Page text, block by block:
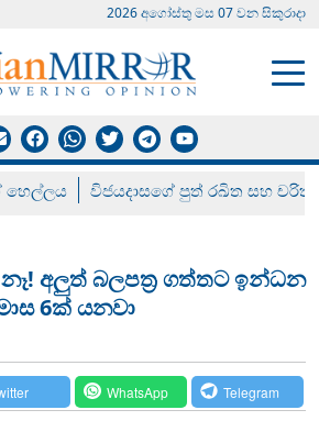
2026 අගෝස්‍තු මස 07 වන සිකුරාදා
හෙල්ලය විජයදාසගේ පුත් රඛිත සහ චරිත්
අලුත් බලපත්‍ර ගත්තට ඉන්ධන
6ක් යනවා
WhatsApp Telegram